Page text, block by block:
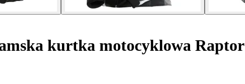
kurtka motocyklowa Raptor